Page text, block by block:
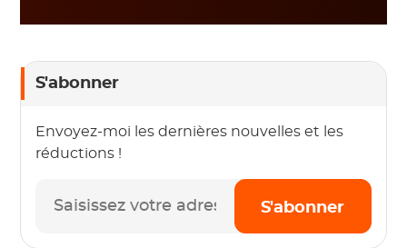
S'abonner
Envoyez-moi les dernières nouvelles et les
réductions !
S'abonner